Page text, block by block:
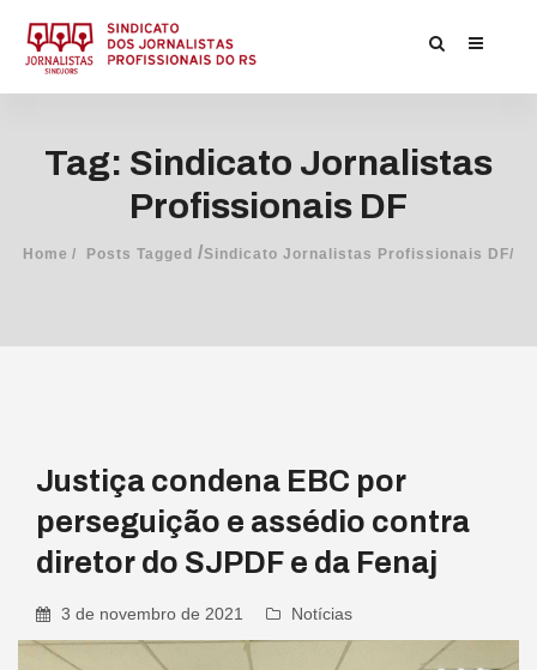
Tag: Sindicato Jornalistas
Profissionais DF
Home Posts Tagged /Sindicato Jornalistas Profissionais DF/
Justiça condena EBC por
perseguição e assédio contra
diretor do SJPDF e da Fenaj
3 de novembro de 2021 Notícias